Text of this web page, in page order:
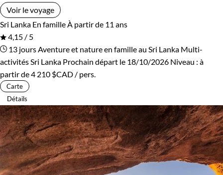
Voir le voyage
Sri Lanka En famille À partir de 11 ans
4,15 / 5
13 jours Aventure et nature en famille au Sri Lanka Multi-
activités Sri Lanka Prochain départ le 18/10/2026 Niveau : à
partir de4 210 $CAD / pers.
Carte
Détails